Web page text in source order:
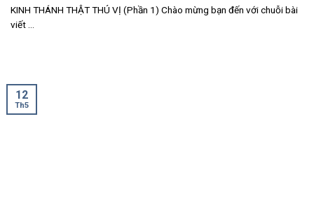
KINH THÁNH THẬT THÚ VỊ (Phần 1) Chào mừng bạn đến với chuỗi bài
viết ...
12
Th5